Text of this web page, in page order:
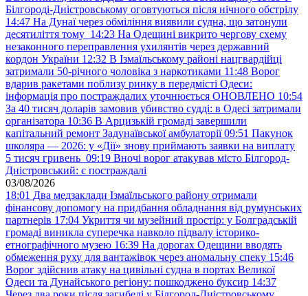
Білгороді-Дністровському оговтуються після нічного обстрілу
14:47 На Дунаї через обміління виявили судна, що затонули
десятиліття тому 14:23 На Одещині викрито чергову схему
незаконного переправлення ухилянтів через державний
кордон України 12:32 В Ізмаїльському районі нацгвардійці
затримали 50-річного чоловіка з наркотиками 11:48 Ворог
вдарив ракетами поблизу ринку в передмісті Одеси:
інформація про постраждалих уточнюється ОНОВЛЕНО 10:54
За 40 тисяч доларів замовив убивство судді: в Одесі затримали
організатора 10:36 В Арцизькій громаді завершили
капітальний ремонт Задунаївської амбулаторії 09:51 Пакунок
школяра — 2026: у «Дії» знову приймають заявки на виплату
5 тисяч гривень 09:19 Вночі ворог атакував місто Білгород-
Дністровський: є постраждалі
03/08/2026
18:01 Два медзаклади Ізмаїльського району отримали
фінансову допомогу на придбання обладнання від румунських
партнерів 17:04 Укриття чи музейний простір: у Болградській
громаді виникла суперечка навколо підвалу історико-
етнографічного музею 16:39 На дорогах Одещини вводять
обмеження руху для вантажівок через аномальну спеку 15:46
Ворог здійснив атаку на цивільні судна в портах Великої
Одеси та Дунайського регіону: пошкоджено буксир 14:37